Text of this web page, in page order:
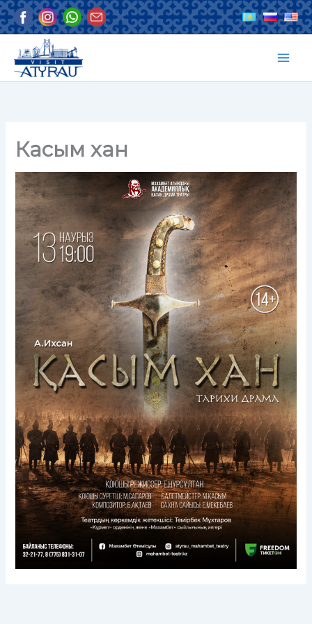
Перейти
к
содержимому
Касым хан